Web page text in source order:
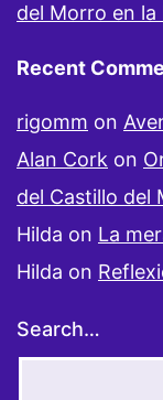
del Morro en la
Recent
rigomm on
Alan Cork on
del Castillo del
Hilda on La
Hilda on
Search…